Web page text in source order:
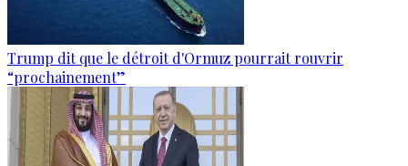
Trump dit que le détroit d'Ormuz pourrait rouvrir
“prochainement”